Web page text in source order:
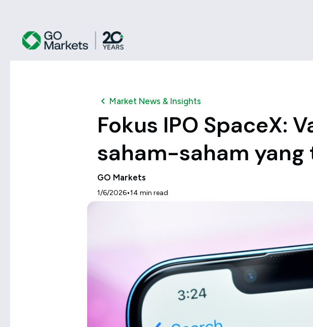
Market News & Insights
Fokus IPO SpaceX:
saham-saham
GO Markets
1/6/2026•14 min read